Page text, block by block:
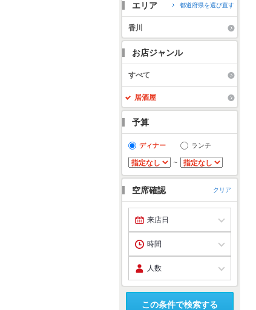
エリア 都道府県を選び直す
香川
お店ジャンル
すべて
居酒屋
予算
ディナー ランチ
～
空席確認 クリア
この条件で検索する